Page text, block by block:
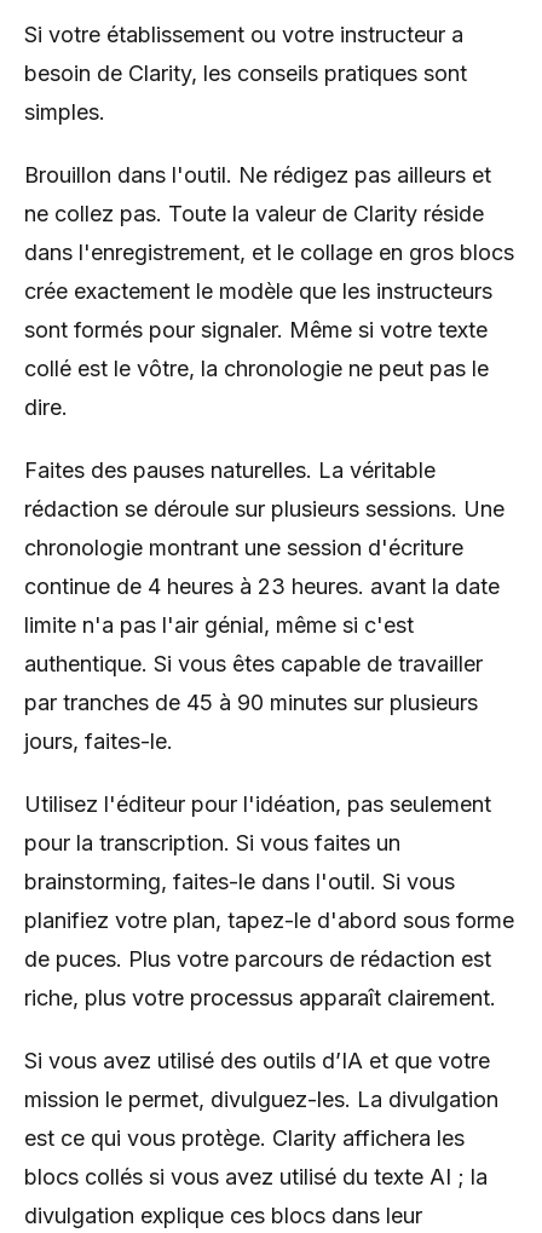
Si votre établissement ou votre instructeur a
besoin de Clarity, les conseils pratiques sont
simples.
Brouillon dans l'outil. Ne rédigez pas ailleurs et
ne collez pas. Toute la valeur de Clarity réside
dans l'enregistrement, et le collage en gros blocs
crée exactement le modèle que les instructeurs
sont formés pour signaler. Même si votre texte
collé est le vôtre, la chronologie ne peut pas le
dire.
Faites des pauses naturelles. La véritable
rédaction se déroule sur plusieurs sessions. Une
chronologie montrant une session d'écriture
continue de 4 heures à 23 heures. avant la date
limite n'a pas l'air génial, même si c'est
authentique. Si vous êtes capable de travailler
par tranches de 45 à 90 minutes sur plusieurs
jours, faites-le.
Utilisez l'éditeur pour l'idéation, pas seulement
pour la transcription. Si vous faites un
brainstorming, faites-le dans l'outil. Si vous
planifiez votre plan, tapez-le d'abord sous forme
de puces. Plus votre parcours de rédaction est
riche, plus votre processus apparaît clairement.
Si vous avez utilisé des outils d’IA et que votre
mission le permet, divulguez-les. La divulgation
est ce qui vous protège. Clarity affichera les
blocs collés si vous avez utilisé du texte AI ; la
divulgation explique ces blocs dans leur